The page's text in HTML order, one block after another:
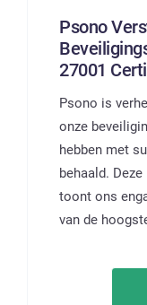
Psono
27001
Psono is
onze
hebben met
behaald.
toont ons
van de